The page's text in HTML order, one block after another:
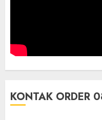
KONTAK ORDER